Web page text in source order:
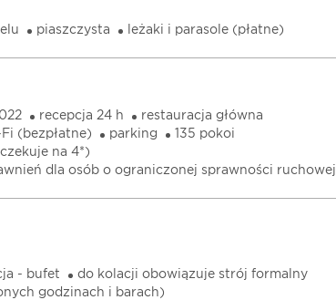
piaszczysta leżaki i parasole (płatne)
recepcja 24 h
restauracja główna
(bezpłatne) parking
135 pokoi
na 4*)
dla osób o ograniczonej sprawności ruchowej
- bufet
do kolacji obowiązuje strój formalny
godzinach i barach)